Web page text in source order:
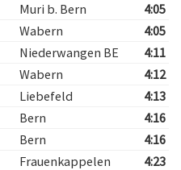
Muri b. Bern
4:05
Wabern
4:05
Niederwangen BE
4:11
Wabern
4:12
Liebefeld
4:13
Bern
4:16
Bern
4:16
Frauenkappelen
4:23